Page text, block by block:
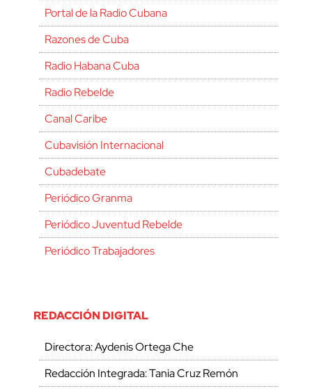
Portal de la Radio Cubana
Razones de Cuba
Radio Habana Cuba
Radio Rebelde
Canal Caribe
Cubavisión Internacional
Cubadebate
Periódico Granma
Periódico Juventud Rebelde
Periódico Trabajadores
REDACCIÓN DIGITAL
Directora: Aydenis Ortega Che
Redacción Integrada: Tania Cruz Remón